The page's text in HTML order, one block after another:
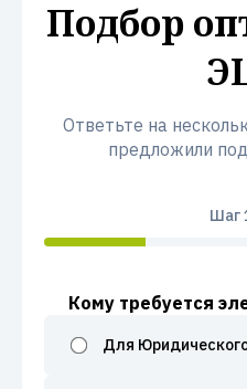
Подбор
Ответьте на
предложили
Шаг
Кому требуется
Для